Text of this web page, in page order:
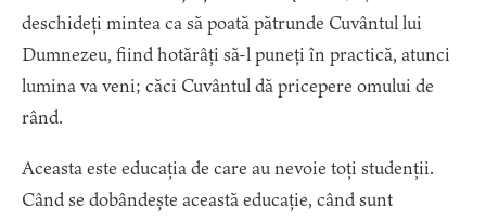
deschideți mintea ca să poată pătrunde Cuvântul lui
Dumnezeu, fiind hotărâți să-l puneți în practică, atunci
lumina va veni; căci Cuvântul dă pricepere omului de
rând.
Aceasta este educația de care au nevoie toți studenții.
Când se dobândește această educație, când sunt